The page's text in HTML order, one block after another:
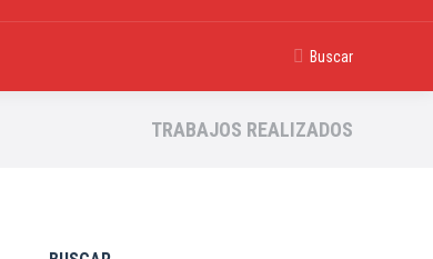
Buscar
TRABAJOS REALIZADOS